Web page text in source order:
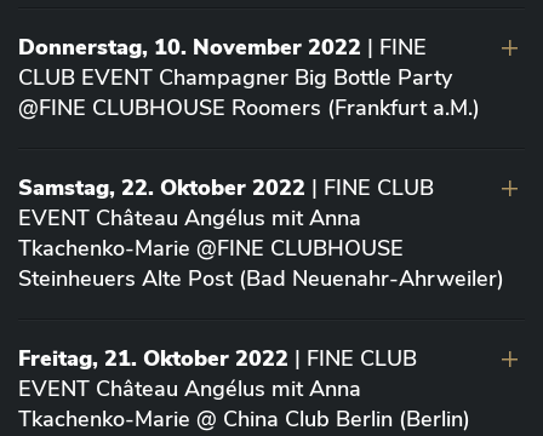
Donnerstag, 10. November 2022 | FINE
CLUB EVENT Champagner Big Bottle Party
@FINE CLUBHOUSE Roomers (Frankfurt a.M.)
Samstag, 22. Oktober 2022 | FINE CLUB
EVENT Château Angélus mit Anna
Tkachenko-Marie @FINE CLUBHOUSE
Steinheuers Alte Post (Bad Neuenahr-Ahrweiler)
Freitag, 21. Oktober 2022 | FINE CLUB
EVENT Château Angélus mit Anna
Tkachenko-Marie @ China Club Berlin (Berlin)